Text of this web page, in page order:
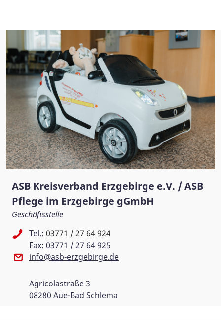
ASB Kreisverband Erzgebirge e.V. / ASB
Pflege im Erzgebirge gGmbH
Geschäftsstelle
Tel.: 03771 / 27 64 924
Fax: 03771 / 27 64 925
info@asb-erzgebirge.de
Agricolastraße 3
08280 Aue-Bad Schlema